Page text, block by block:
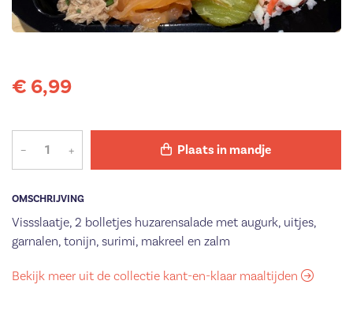
OMSCHRIJVING
Vissslaatje, 2 bolletjes huzarensalade met augurk, uitjes,
garnalen, tonijn, surimi, makreel en zalm
€ 6,99
– + Plaats in mandje
Bekijk meer uit de collectie kant-en-klaar maaltijden